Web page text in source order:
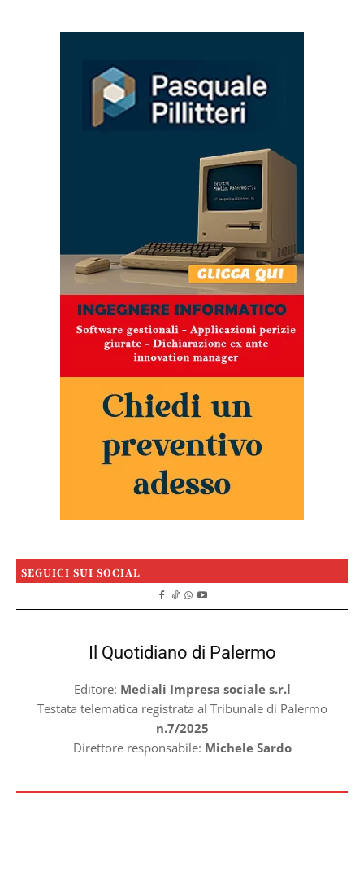
SEGUICI SUI SOCIAL
Il Quotidiano di Palermo
Editore: Mediali Impresa sociale s.r.l
Testata telematica registrata al Tribunale di Palermo
n.7/2025
Direttore responsabile: Michele Sardo